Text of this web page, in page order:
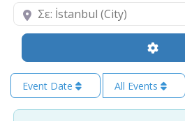
Κοντά
Event Date All Events